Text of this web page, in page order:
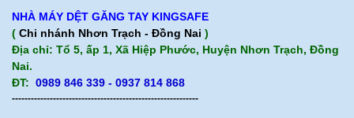
NHÀ MÁY DỆT GĂNG TAY KINGSAFE
( Chi nhánh Nhơn Trạch - Đồng Nai )
Địa chỉ: Tổ 5, ấp 1, Xã Hiệp Phước, Huyện Nhơn Trạch, Đồng
Nai.
ĐT: 0989 846 339 - 0937 814 868
-----------------------------------------------------------